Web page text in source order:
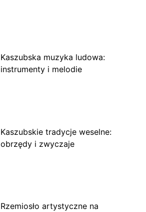
Kaszubska muzyka ludowa:
instrumenty i melodie
Kaszubskie tradycje weselne:
obrzędy i zwyczaje
Rzemiosło artystyczne na